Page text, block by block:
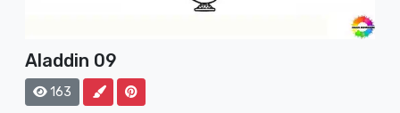
Aladdin 09
163